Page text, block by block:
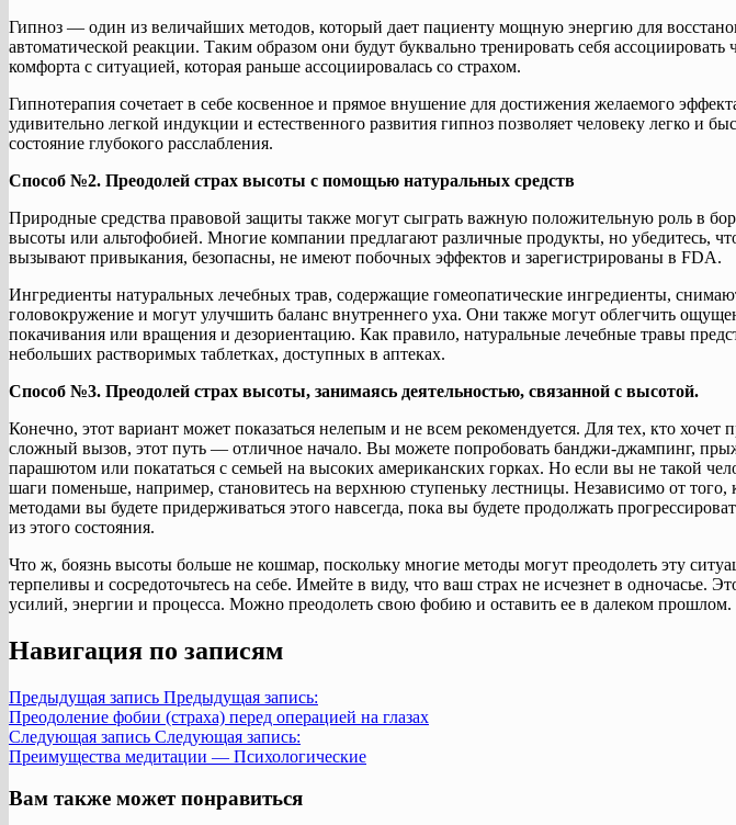
Гипноз — один из величайших методов, который дает пациенту мощную энергию для
автоматической реакции. Таким образом они будут буквально тренировать себя ассоциировать
комфорта с ситуацией, которая раньше ассоциировалась со страхом.
Гипнотерапия сочетает в себе косвенное и прямое внушение для достижения желаемого
удивительно легкой индукции и естественного развития гипноз позволяет человеку легко и
состояние глубокого расслабления.
Способ №2. Преодолей страх высоты с помощью натуральных средств
Природные средства правовой защиты также могут сыграть важную положительную роль в
высоты или альтофобией. Многие компании предлагают различные продукты, но убедитесь,
вызывают привыкания, безопасны, не имеют побочных эффектов и зарегистрированы в FDA.
Ингредиенты натуральных лечебных трав, содержащие гомеопатические ингредиенты,
головокружение и могут улучшить баланс внутреннего уха. Они также могут облегчить
покачивания или вращения и дезориентацию. Как правило, натуральные лечебные травы
небольших растворимых таблетках, доступных в аптеках.
Способ №3. Преодолей страх высоты, занимаясь деятельностью, связанной с высотой.
Конечно, этот вариант может показаться нелепым и не всем рекомендуется. Для тех, кто хочет
сложный вызов, этот путь — отличное начало. Вы можете попробовать банджи-джампинг,
парашютом или покататься с семьей на высоких американских горках. Но если вы не такой
шаги поменьше, например, становитесь на верхнюю ступеньку лестницы. Независимо от того,
методами вы будете придерживаться этого навсегда, пока вы будете продолжать
из этого состояния.
Что ж, боязнь высоты больше не кошмар, поскольку многие методы могут преодолеть эту
терпеливы и сосредоточьтесь на себе. Имейте в виду, что ваш страх не исчезнет в одночасье.
усилий, энергии и процесса. Можно преодолеть свою фобию и оставить ее в далеком прошлом.
Навигация по записям
Предыдущая запись Предыдущая запись:
Преодоление фобии (страха) перед операцией на глазах
Следующая запись Следующая запись:
Преимущества медитации — Психологические
Вам также может понравиться